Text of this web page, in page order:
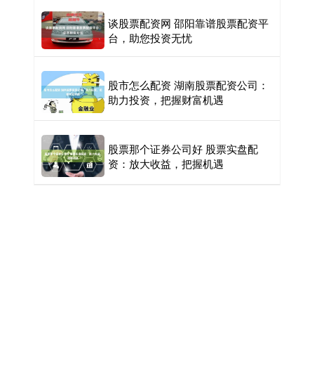
谈股票配资网 邵阳靠谱股票配资平
台，助您投资无忧
股市怎么配资 湖南股票配资公司：
助力投资，把握财富机遇
股票那个证券公司好 股票实盘配
资：放大收益，把握机遇